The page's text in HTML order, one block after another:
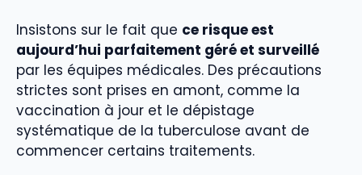
Insistons sur le fait que ce risque est
aujourd’hui parfaitement géré et surveillé
par les équipes médicales. Des précautions
strictes sont prises en amont, comme la
vaccination à jour et le dépistage
systématique de la tuberculose avant de
commencer certains traitements.